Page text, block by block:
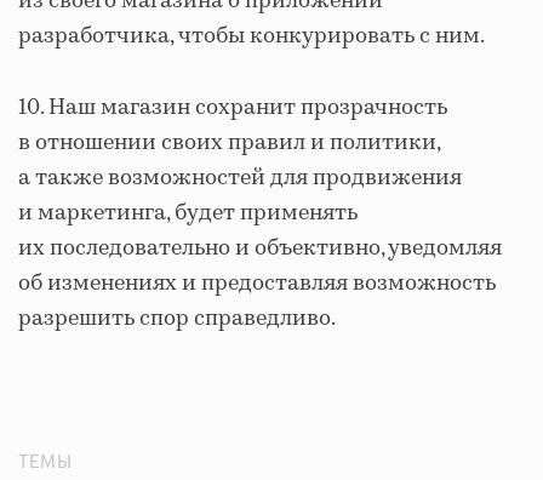
разработчика, чтобы конкурировать с ним.
10. Наш магазин сохранит прозрачность
в отношении своих правил и политики,
а также возможностей для продвижения
и маркетинга, будет применять
их последовательно и объективно, уведомляя
об изменениях и предоставляя возможность
разрешить спор справедливо.
ТЕМЫ